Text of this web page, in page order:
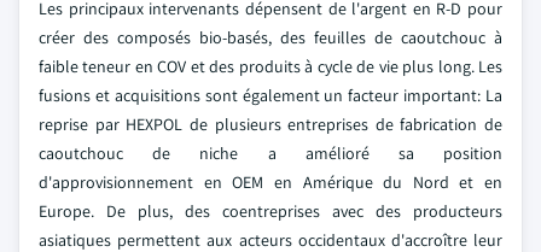
Les principaux intervenants dépensent de l'argent en R-D pour
créer des composés bio-basés, des feuilles de caoutchouc à
faible teneur en COV et des produits à cycle de vie plus long. Les
fusions et acquisitions sont également un facteur important: La
reprise par HEXPOL de plusieurs entreprises de fabrication de
caoutchouc de niche a amélioré sa position
d'approvisionnement en OEM en Amérique du Nord et en
Europe. De plus, des coentreprises avec des producteurs
asiatiques permettent aux acteurs occidentaux d'accroître leur